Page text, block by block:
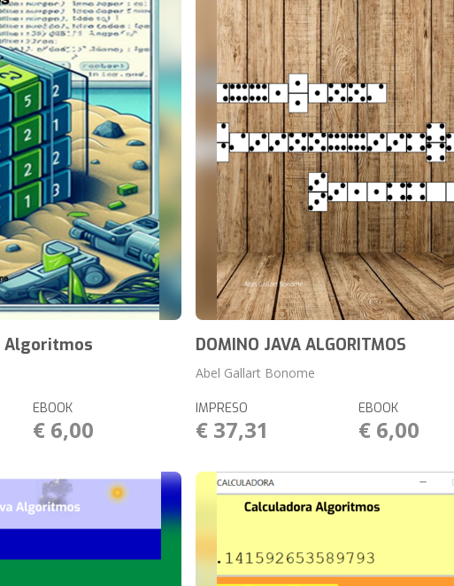
Algoritmos
EBOOK
€ 6,00
DOMINO JAVA ALGORITMOS
Abel Gallart Bonome
IMPRESO
€ 37,31
EBOOK
€ 6,00